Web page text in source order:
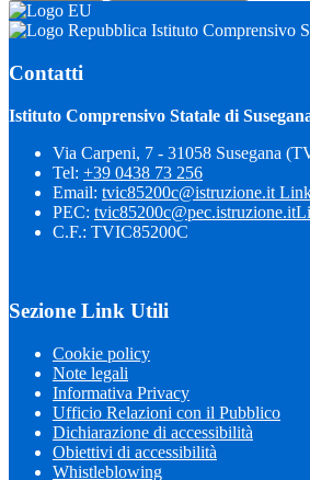
Istituto Comprensivo
Contatti
Istituto Comprensivo Statale di
Via Carpeni, 7 - 31058 Susegana
Tel: +39 0438 73 256
Email: tvic85200c@istruzione.it
PEC: tvic85200c@pec.istruzione.it
C.F.: TVIC85200C
Sezione Link Utili
Cookie policy
Note legali
Informativa Privacy
Ufficio Relazioni con il Pubblico
Dichiarazione di accessibilità
Obiettivi di accessibilità
Whistleblowing